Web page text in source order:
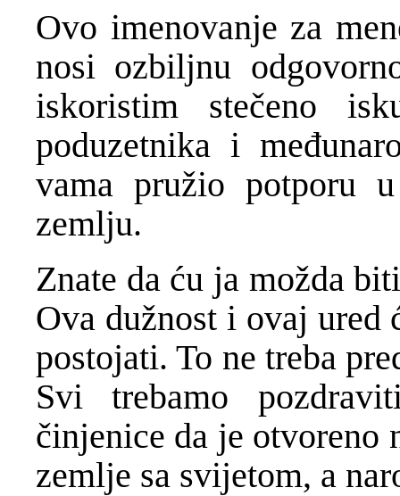
Ovo imenovanje za
nosi ozbiljnu
iskoristim stečeno
poduzetnika i
vama pružio potporu
zemlju.
Znate da ću ja možda
Ova dužnost i ovaj ured
postojati. To ne treba
Svi trebamo
činjenice da je otvoreno
zemlje sa svijetom, a